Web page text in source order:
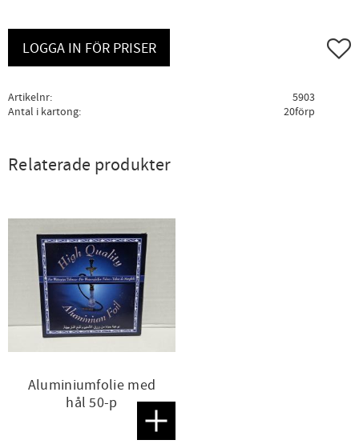
LOGGA IN FÖR PRISER Lägg
Artikelnr
5903
Antal i kartong
20förp
Relaterade produkter
Aluminiumfolie med
hål 50-p
Lägg till i favoriter